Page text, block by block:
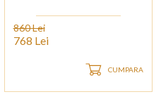
860 Lei
768 Lei
CUMPARA